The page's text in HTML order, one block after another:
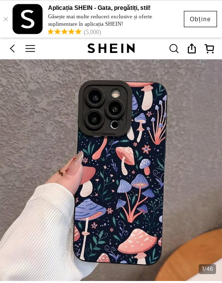
Obține
×
Aplicația SHEIN - Gata, pregătiți, stil!
Găsește mai multe reduceri exclusive și oferte
suplimentare în aplicația SHEIN!
(5,000)
1/46